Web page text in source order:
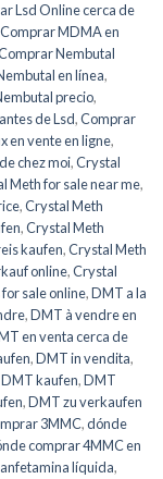
Lsd Online cerca de
Comprar MDMA en
Nembutal
en línea,
precio,
de Lsd,Comprar
en vente en ligne,
chez moi,Crystal
Meth for sale near me,
,Crystal Meth
,Crystal Meth
kaufen,Crystal Meth
online,Crystal
sale online,DMT a la
,DMT à vendre en
en venta cerca de
,DMT in vendita,
DMT kaufen,DMT
,DMT zu verkaufen
3MMC,dónde
comprar 4MMC en
líquida,